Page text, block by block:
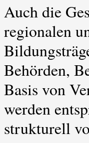
Auch die
regionalen
Behörden,
Basis von
werden
strukturell